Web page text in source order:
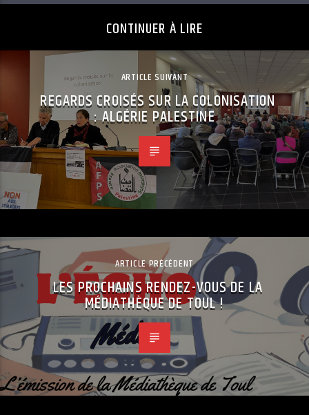
CONTINUER À LIRE
ARTICLE SUIVANT
REGARDS CROISÉS SUR LA COLONISATION
: ALGÉRIE PALESTINE
ARTICLE PRÉCÉDENT
LES PROCHAINS RENDEZ-VOUS DE LA
MÉDIATHÈQUE DE TOUL !